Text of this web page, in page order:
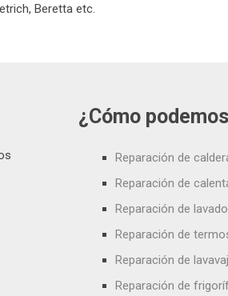
Beretta etc.
¿Cómo
Reparación de
Reparación de
Reparación de
Reparación de
Reparación de
Reparación de